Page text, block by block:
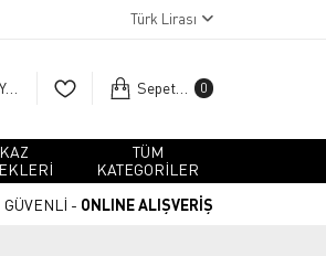
Türk Lirası
Giriş Yap Sepetim 0
TÜM
KATEGORİLER
GÜVENLİ - ONLINE ALIŞVERİŞ